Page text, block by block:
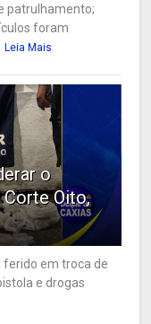
patrulhamento;
foram
Leia Mais
o
Oito,
ferido em troca de
e drogas